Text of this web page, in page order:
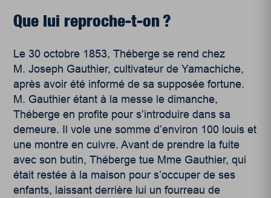
Que lui reproche-t-on ?
Le 30 octobre 1853, Théberge se rend chez
M. Joseph Gauthier, cultivateur de Yamachiche,
après avoir été informé de sa supposée fortune.
M. Gauthier étant à la messe le dimanche,
Théberge en profite pour s’introduire dans sa
demeure. Il vole une somme d’environ 100 louis et
une montre en cuivre. Avant de prendre la fuite
avec son butin, Théberge tue Mme Gauthier, qui
était restée à la maison pour s’occuper de ses
enfants, laissant derrière lui un fourreau de